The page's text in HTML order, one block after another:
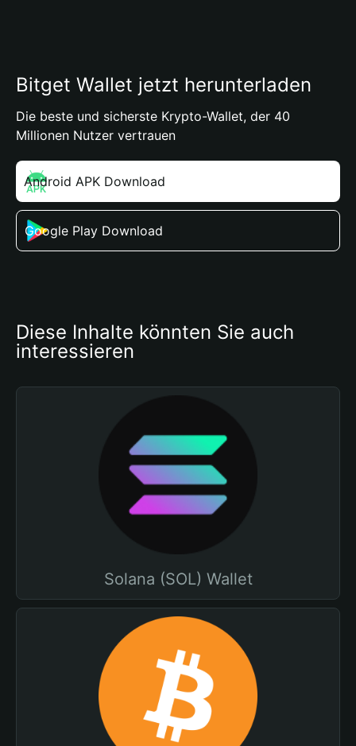
Bitget Wallet jetzt herunterladen
Die beste und sicherste Krypto-Wallet, der 40
Millionen Nutzer vertrauen
Android APK Download
Google Play Download
Diese Inhalte könnten Sie auch
interessieren
Solana (SOL) Wallet